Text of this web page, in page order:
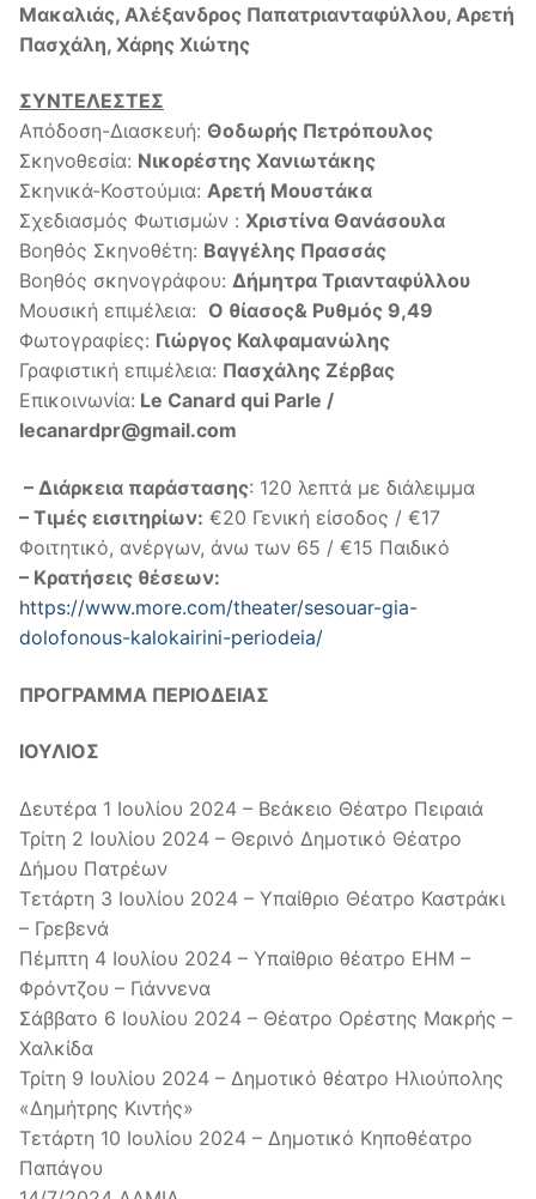
Μακαλιάς, Αλέξανδρος Παπατριανταφύλλου, Αρετή
Πασχάλη, Χάρης Χιώτης
ΣΥΝΤΕΛΕΣΤΕΣ
Απόδοση-Διασκευή: Θοδωρής Πετρόπουλος
Σκηνοθεσία: Νικορέστης Χανιωτάκης
Σκηνικά-Κοστούμια: Αρετή Μουστάκα
Σχεδιασμός Φωτισμών : Χριστίνα Θανάσουλα
Βοηθός Σκηνοθέτη: Βαγγέλης Πρασσάς
Βοηθός σκηνογράφου: Δήμητρα Τριανταφύλλου
Μουσική επιμέλεια: Ο θίασος& Ρυθμός 9,49
Φωτογραφίες: Γιώργος Καλφαμανώλης
Γραφιστική επιμέλεια: Πασχάλης Ζέρβας
Επικοινωνία: Le Canard qui Parle /
lecanardpr@gmail.com
– Διάρκεια παράστασης: 120 λεπτά με διάλειμμα
– Τιμές εισιτηρίων: €20 Γενική είσοδος / €17
Φοιτητικό, ανέργων, άνω των 65 / €15 Παιδικό
– Κρατήσεις θέσεων:
https://www.more.com/theater/sesouar-gia-
dolofonous-kalokairini-periodeia/
ΠΡΟΓΡΑΜΜΑ ΠΕΡΙΟΔΕΙΑΣ
ΙΟΥΛΙΟΣ
Δευτέρα 1 Ιουλίου 2024 – Βεάκειο Θέατρο Πειραιά
Τρίτη 2 Ιουλίου 2024 – Θερινό Δημοτικό Θέατρο
Δήμου Πατρέων
Τετάρτη 3 Ιουλίου 2024 – Υπαίθριο Θέατρο Καστράκι
– Γρεβενά
Πέμπτη 4 Ιουλίου 2024 – Υπαίθριο θέατρο ΕΗΜ –
Φρόντζου – Γιάννενα
Σάββατο 6 Ιουλίου 2024 – Θέατρο Ορέστης Μακρής –
Χαλκίδα
Τρίτη 9 Ιουλίου 2024 – Δημοτικό θέατρο Ηλιούπολης
«Δημήτρης Κιντής»
Τετάρτη 10 Ιουλίου 2024 – Δημοτικό Κηποθέατρο
Παπάγου